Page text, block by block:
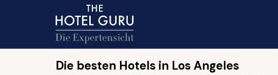
Die besten Hotels in Los Angeles